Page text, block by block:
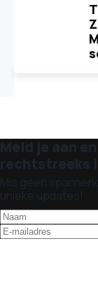
Meld je aan
rechtstreeks
Mis geen
unieke updates!